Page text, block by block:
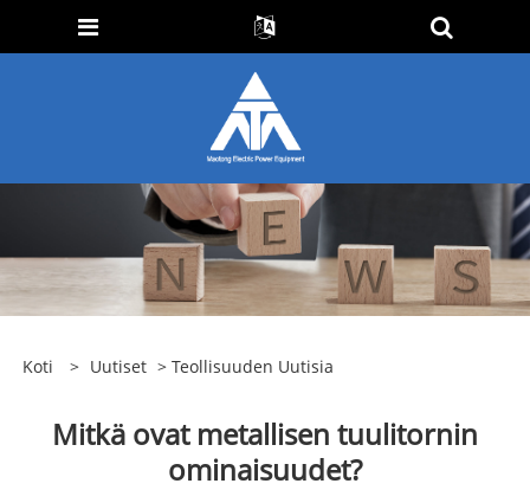
Koti > Uutiset > Teollisuuden Uutisia
Mitkä ovat metallisen tuulitornin
ominaisuudet?